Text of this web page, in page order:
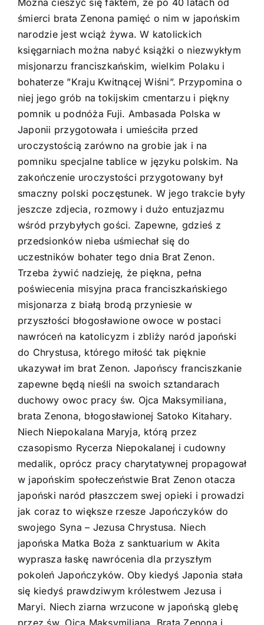
Można cieszyć się faktem, że po 40 latach od
śmierci brata Zenona pamięć o nim w japońskim
narodzie jest wciąż żywa. W katolickich
księgarniach można nabyć książki o niezwykłym
misjonarzu franciszkańskim, wielkim Polaku i
bohaterze ”Kraju Kwitnącej Wiśni”. Przypomina o
niej jego grób na tokijskim cmentarzu i piękny
pomnik u podnóża Fuji. Ambasada Polska w
Japonii przygotowała i umieściła przed
uroczystością zarówno na grobie jak i na
pomniku specjalne tablice w języku polskim. Na
zakończenie uroczystości przygotowany był
smaczny polski poczęstunek. W jego trakcie były
jeszcze zdjecia, rozmowy i dużo entuzjazmu
wśród przybyłych gości. Zapewne, gdzieś z
przedsionków nieba uśmiechał się do
uczestników bohater tego dnia Brat Zenon.
Trzeba żywić nadzieję, że piękna, pełna
poświecenia misyjna praca franciszkańskiego
misjonarza z białą brodą przyniesie w
przyszłości błogosławione owoce w postaci
nawróceń na katolicyzm i zbliży naród japoński
do Chrystusa, którego miłość tak pięknie
ukazywał im brat Zenon. Japońscy franciszkanie
zapewne będą nieśli na swoich sztandarach
duchowy owoc pracy św. Ojca Maksymiliana,
brata Zenona, błogosławionej Satoko Kitahary.
Niech Niepokalana Maryja, którą przez
czasopismo Rycerza Niepokalanej i cudowny
medalik, oprócz pracy charytatywnej propagował
w japońskim społeczeństwie Brat Zenon otacza
japoński naród płaszczem swej opieki i prowadzi
jak coraz to większe rzesze Japończyków do
swojego Syna – Jezusa Chrystusa. Niech
japońska Matka Boża z sanktuarium w Akita
wyprasza łaskę nawrócenia dla przyszłym
pokoleń Japończyków. Oby kiedyś Japonia stała
się kiedyś prawdziwym królestwem Jezusa i
Maryi. Niech ziarna wrzucone w japońską glebę
przez św. Ojca Maksymiliana, Brata Zenona i